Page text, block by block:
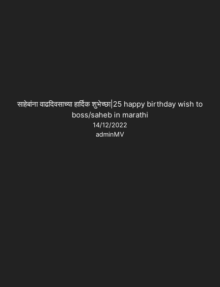
साहेबांना वाढदिवसाच्या हार्दिक शुभेच्छा|25 happy birthday wish to
boss/saheb in marathi
14/12/2022
adminMV